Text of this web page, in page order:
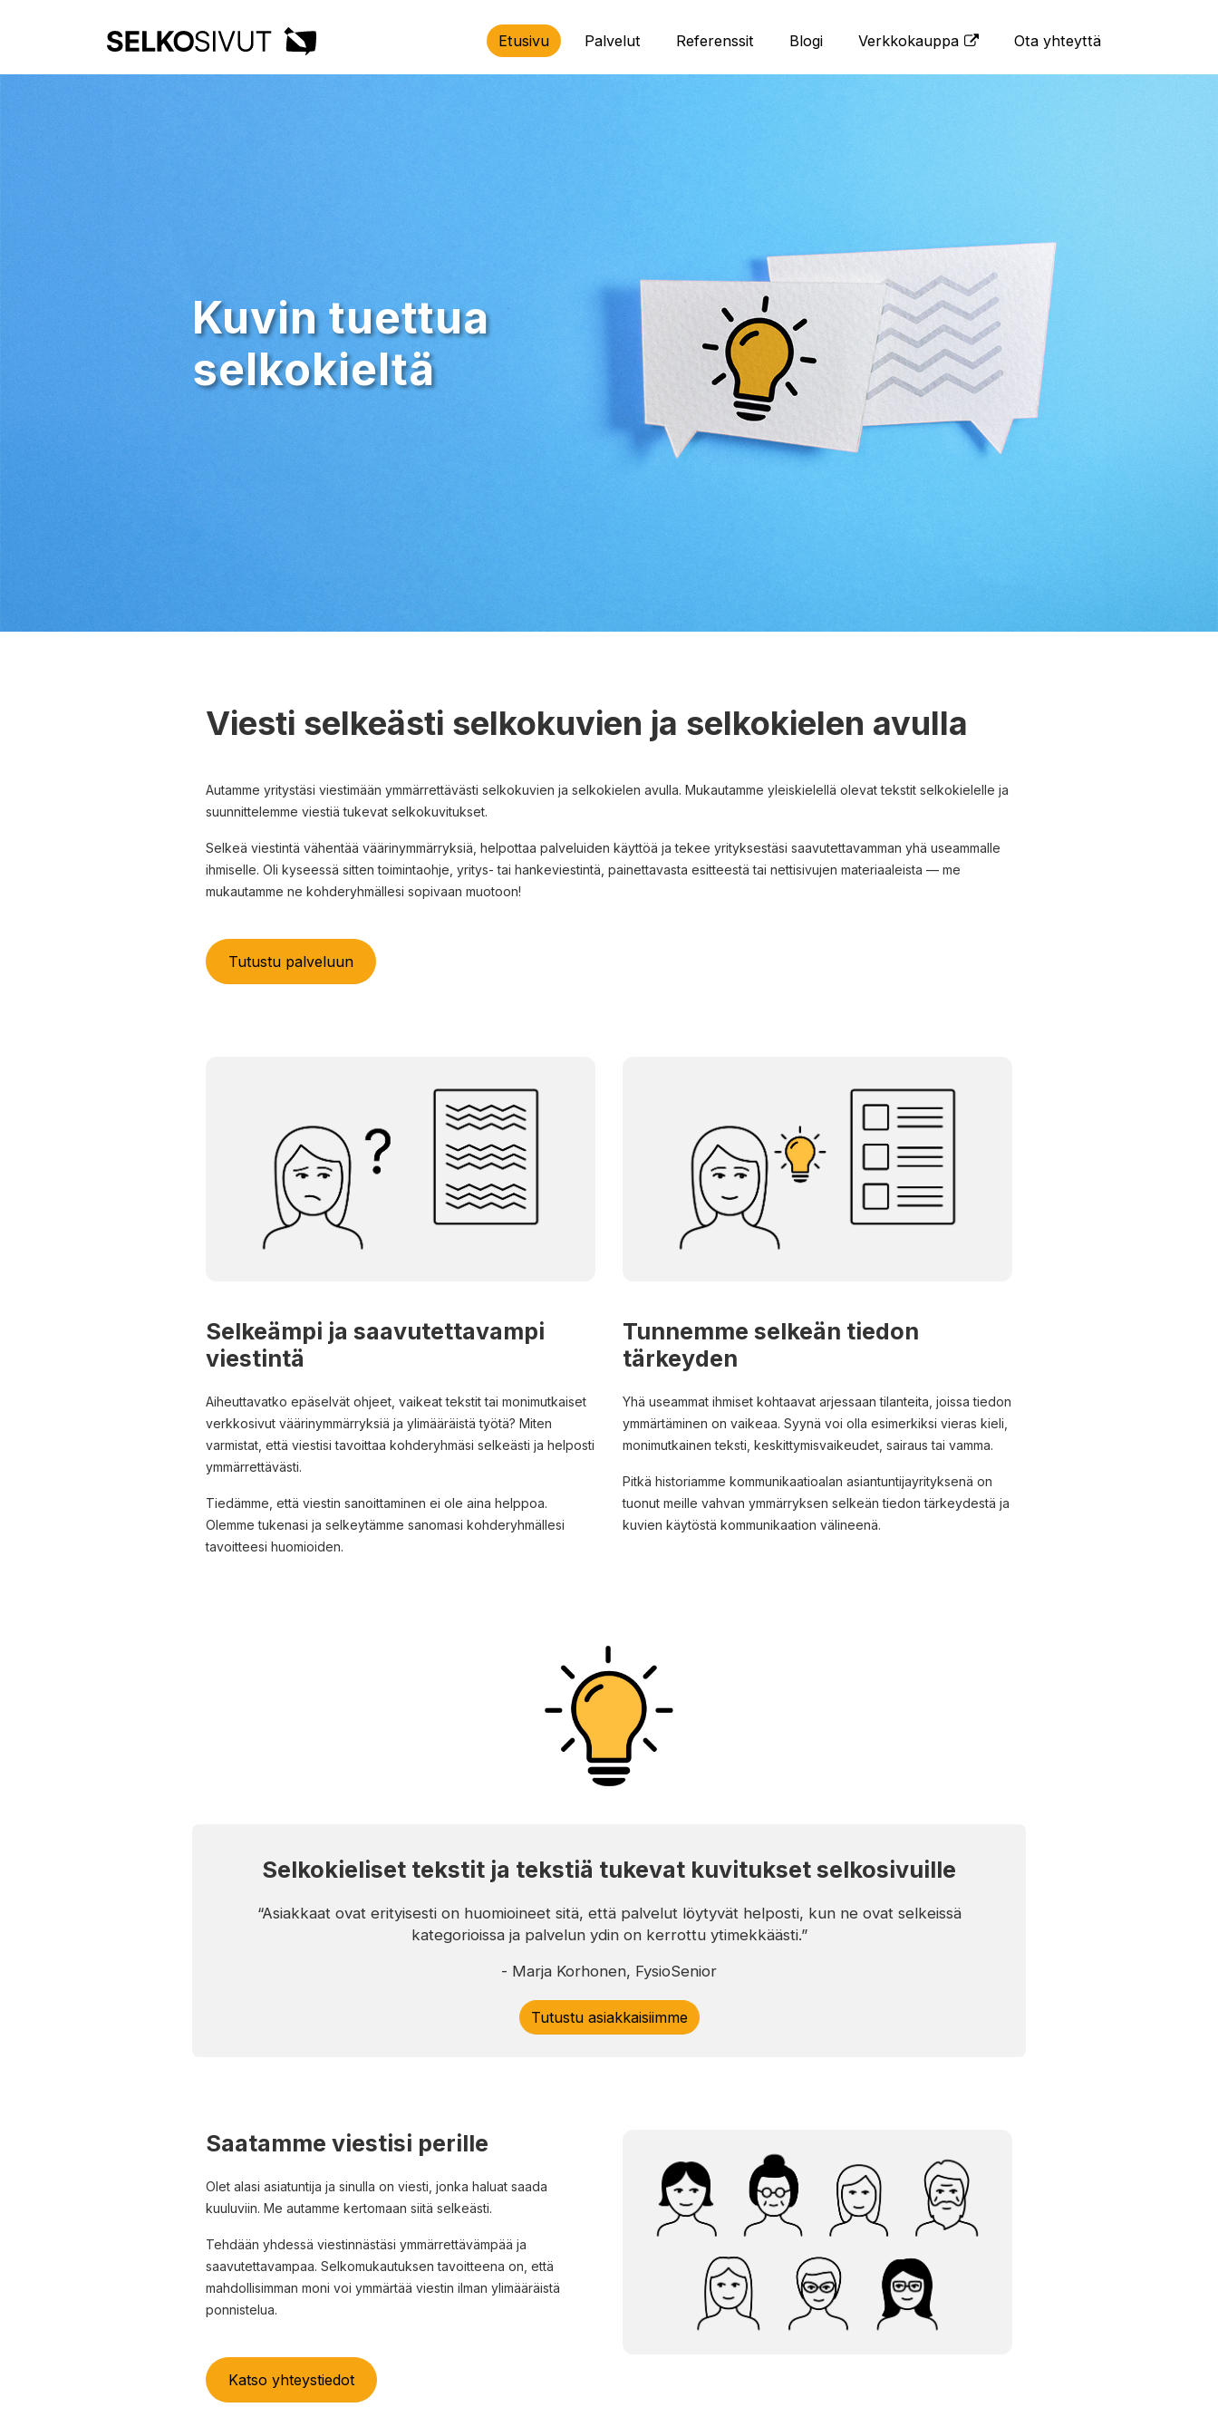
Etusivu Palvelut Referenssit Blogi Verkkokauppa Ota yhteyttä
Kuvin tuettua
selkokieltä
Viesti selkeästi selkokuvien ja selkokielen avulla
Autamme yritystäsi viestimään ymmärrettävästi selkokuvien ja selkokielen avulla. Mukautamme yleiskielellä olevat tekstit selkokielelle ja
suunnittelemme viestiä tukevat selkokuvitukset.
Selkeä viestintä vähentää väärinymmärryksiä, helpottaa palveluiden käyttöä ja tekee yrityksestäsi saavutettavamman yhä useammalle
ihmiselle. Oli kyseessä sitten toimintaohje, yritys- tai hankeviestintä, painettavasta esitteestä tai nettisivujen materiaaleista — me
mukautamme ne kohderyhmällesi sopivaan muotoon!
Tutustu palveluun
Selkeämpi ja saavutettavampi
viestintä
Aiheuttavatko epäselvät ohjeet, vaikeat tekstit tai monimutkaiset
verkkosivut väärinymmärryksiä ja ylimääräistä työtä? Miten
varmistat, että viestisi tavoittaa kohderyhmäsi selkeästi ja helposti
ymmärrettävästi.
Tiedämme, että viestin sanoittaminen ei ole aina helppoa.
Olemme tukenasi ja selkeytämme sanomasi kohderyhmällesi
tavoitteesi huomioiden.
Tunnemme selkeän tiedon
tärkeyden
Yhä useammat ihmiset kohtaavat arjessaan tilanteita, joissa tiedon
ymmärtäminen on vaikeaa. Syynä voi olla esimerkiksi vieras kieli,
monimutkainen teksti, keskittymisvaikeudet, sairaus tai vamma.
Pitkä historiamme kommunikaatioalan asiantuntijayrityksenä on
tuonut meille vahvan ymmärryksen selkeän tiedon tärkeydestä ja
kuvien käytöstä kommunikaation välineenä.
Selkokieliset tekstit ja tekstiä tukevat kuvitukset selkosivuille
“Asiakkaat ovat erityisesti on huomioineet sitä, että palvelut löytyvät helposti, kun ne ovat selkeissä
kategorioissa ja palvelun ydin on kerrottu ytimekkäästi.”
- Marja Korhonen, FysioSenior
Tutustu asiakkaisiimme
Saatamme viestisi perille
Olet alasi asiatuntija ja sinulla on viesti, jonka haluat saada
kuuluviin. Me autamme kertomaan siitä selkeästi.
Tehdään yhdessä viestinnästäsi ymmärrettävämpää ja
saavutettavampaa. Selkomukautuksen tavoitteena on, että
mahdollisimman moni voi ymmärtää viestin ilman ylimääräistä
ponnistelua.
Katso yhteystiedot